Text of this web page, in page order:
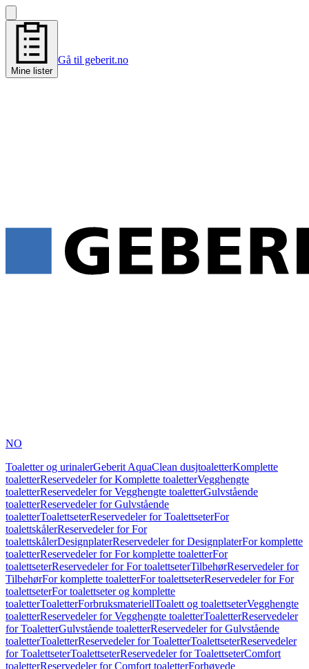
Mine lister
Gå til geberit.no
NO
Toaletter og urinalerGeberit AquaClean dusjtoaletterKomplette
toaletterReservedeler for Komplette toaletterVegghengte
toaletterReservedeler for Vegghengte toaletterGulvstående
toaletterReservedeler for Gulvstående
toaletterToalettseterReservedeler for ToalettseterFor
toalettskålerReservedeler for For
toalettskålerDesignplaterReservedeler for DesignplaterFor komplette
toaletterReservedeler for For komplette toaletterFor
toalettseterReservedeler for For toalettseterTilbehørReservedeler for
TilbehørFor komplette toaletterFor toalettseterReservedeler for For
toalettseterFor toalettseter og komplette
toaletterToaletterForbruksmateriellToalett og toalettseterVegghengte
toaletterReservedeler for Vegghengte toaletterToaletterReservedeler
for ToaletterGulvstående toaletterReservedeler for Gulvstående
toaletterToaletterReservedeler for ToaletterToalettseterReservedeler
for ToalettseterToalettseterReservedeler for ToalettseterComfort
toaletterReservedeler for Comfort toaletterForhøyede